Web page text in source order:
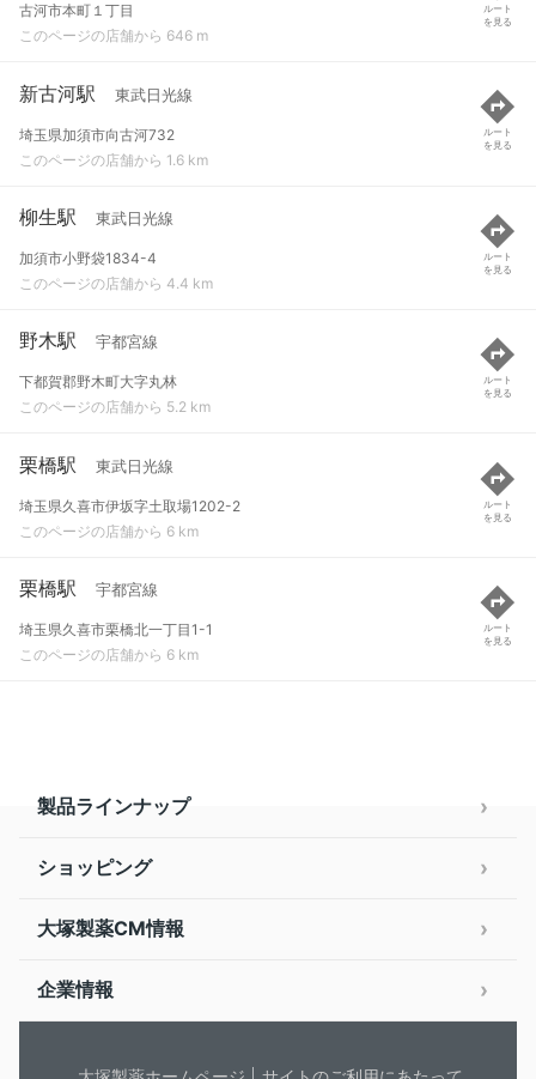
古河市本町１丁目
このページの店舗から 646 m
ルート
を見る
新古河駅 東武日光線
埼玉県加須市向古河732
このページの店舗から 1.6 km
ルート
を見る
柳生駅 東武日光線
加須市小野袋1834-4
このページの店舗から 4.4 km
ルート
を見る
野木駅 宇都宮線
下都賀郡野木町大字丸林
このページの店舗から 5.2 km
ルート
を見る
栗橋駅 東武日光線
埼玉県久喜市伊坂字土取場1202-2
このページの店舗から 6 km
ルート
を見る
栗橋駅 宇都宮線
埼玉県久喜市栗橋北一丁目1-1
このページの店舗から 6 km
ルート
を見る
製品ラインナップ
ショッピング
大塚製薬CM情報
企業情報